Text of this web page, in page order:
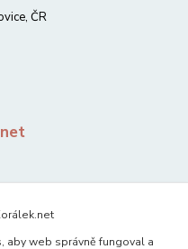
ČR
aby web správně fungoval a